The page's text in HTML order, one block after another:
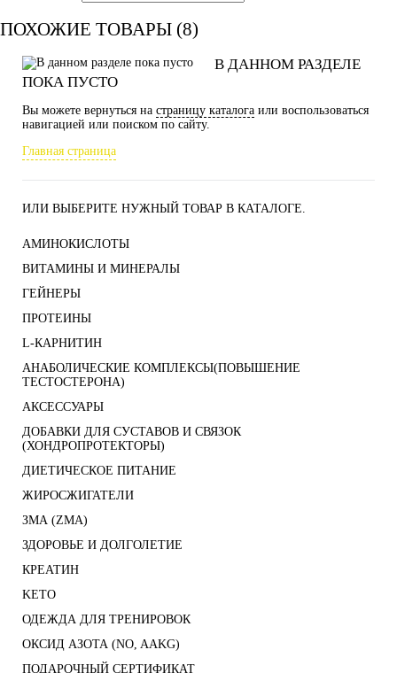
ПОХОЖИЕ ТОВАРЫ (8)
В ДАННОМ РАЗДЕЛЕ
ПОКА ПУСТО
Вы можете вернуться на страницу каталога или воспользоваться
навигацией или поиском по сайту.
Главная страница
ИЛИ ВЫБЕРИТЕ НУЖНЫЙ ТОВАР В КАТАЛОГЕ.
АМИНОКИСЛОТЫ
ВИТАМИНЫ И МИНЕРАЛЫ
ГЕЙНЕРЫ
ПРОТЕИНЫ
L-КАРНИТИН
АНАБОЛИЧЕСКИЕ КОМПЛЕКСЫ(ПОВЫШЕНИЕ
ТЕСТОСТЕРОНА)
АКСЕССУАРЫ
ДОБАВКИ ДЛЯ СУСТАВОВ И СВЯЗОК
(ХОНДРОПРОТЕКТОРЫ)
ДИЕТИЧЕСКОЕ ПИТАНИЕ
ЖИРОСЖИГАТЕЛИ
ЗМА (ZMA)
ЗДОРОВЬЕ И ДОЛГОЛЕТИЕ
КРЕАТИН
KETO
ОДЕЖДА ДЛЯ ТРЕНИРОВОК
ОКСИД АЗОТА (NO, AAKG)
ПОДАРОЧНЫЙ СЕРТИФИКАТ